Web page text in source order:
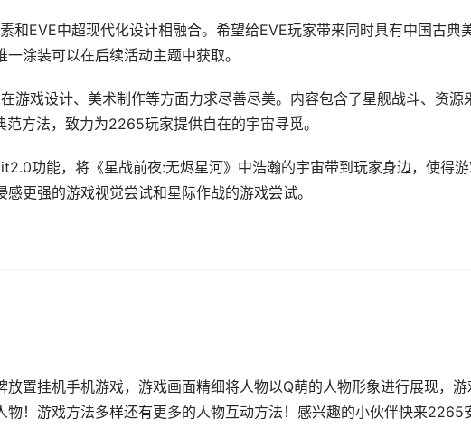
和EVE中超现代化设计相融合。希望给EVE玩家带来同时具有中国古典
涂装可以在后续活动主题中获取。
游戏设计、美术制作等方面力求尽善尽美。内容包含了星舰战斗、资源
方法，致力为2265玩家提供自在的宇宙寻觅。
功能，将《星战前夜:无烬星河》中浩瀚的宇宙带到玩家身边，使得
更强的游戏视觉尝试和星际作战的游戏尝试。
放置挂机手机游戏，游戏画面精细将人物以Q萌的人物形象进行展现，游
物！游戏方法多样还有更多的人物互动方法！感兴趣的小伙伴快来2265